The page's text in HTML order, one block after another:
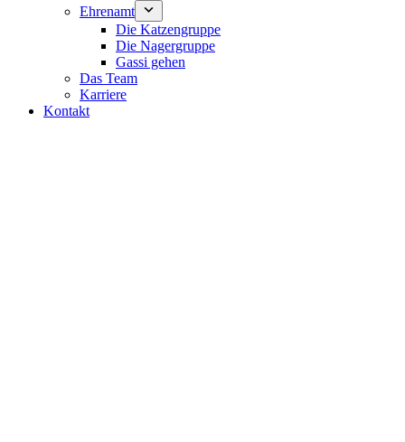
Ehrenamt
Die Katzengruppe
Die Nagergruppe
Gassi gehen
Das Team
Karriere
Kontakt